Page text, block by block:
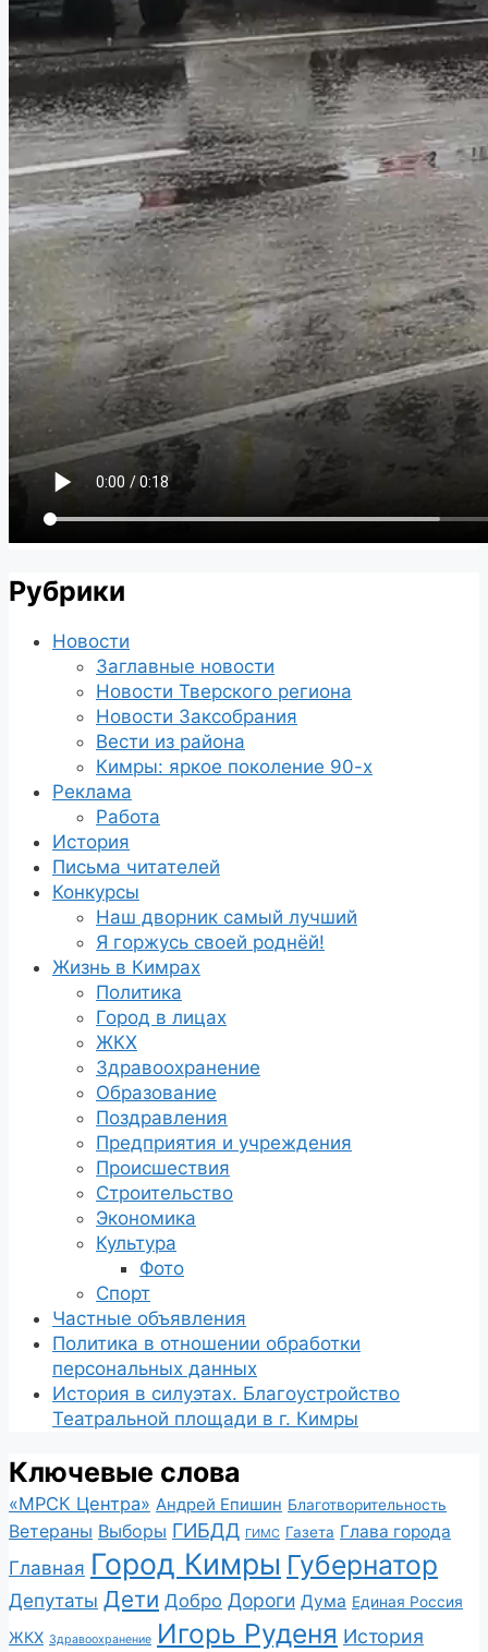
Рубрики
Новости
Заглавные новости
Новости Тверского региона
Новости Заксобрания
Вести из района
Кимры: яркое поколение 90-х
Реклама
Работа
История
Письма читателей
Конкурсы
Наш дворник самый лучший
Я горжусь своей роднёй!
Жизнь в Кимрах
Политика
Город в лицах
ЖКХ
Здравоохранение
Образование
Поздравления
Предприятия и учреждения
Происшествия
Строительство
Экономика
Культура
Фото
Спорт
Частные объявления
Политика в отношении обработки
персональных данных
История в силуэтах. Благоустройство
Театральной площади в г. Кимры
Ключевые слова
«МРСК Центра» Андрей Епишин Благотворительность
Ветераны Выборы ГИБДД ГИМС Газета Глава города
Главная Город Кимры Губернатор
Депутаты Дети Добро Дороги Дума Единая Россия
ЖКХ Здравоохранение Игорь Руденя История